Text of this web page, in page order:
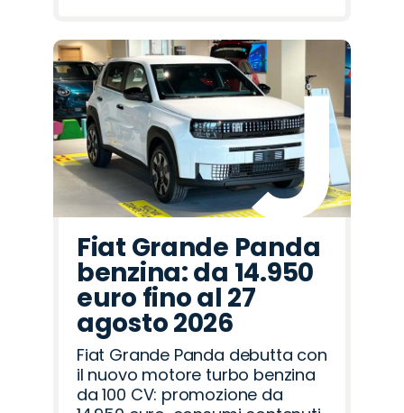
Fiat Grande Panda
benzina: da 14.950
euro fino al 27
agosto 2026
Fiat Grande Panda debutta con
il nuovo motore turbo benzina
da 100 CV: promozione da